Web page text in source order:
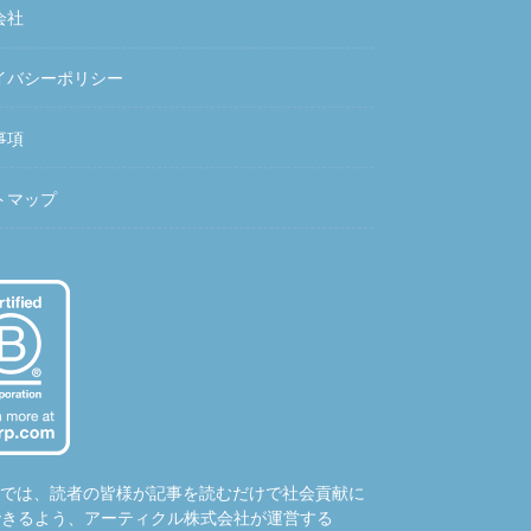
社
バシーポリシー
項
マップ
は、読者の皆様が記事を読むだけで社会貢献に
るよう、アーティクル株式会社が運営する